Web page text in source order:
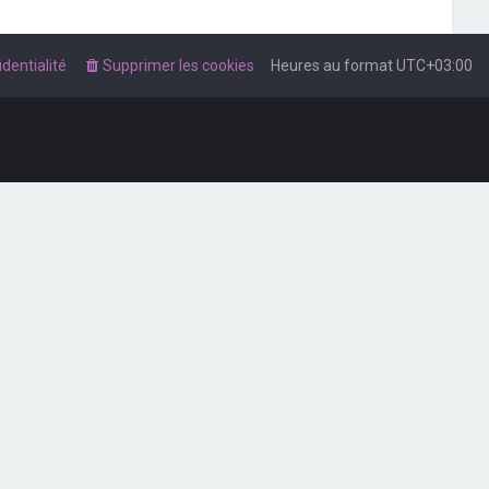
Heures au formatUTC+03:00
Supprimer les cookies